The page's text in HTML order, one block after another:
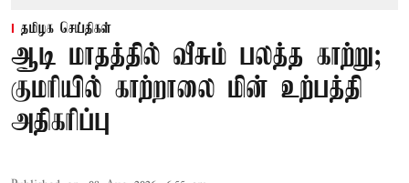
தமிழக செய்திகள்
ஆடி மாதத்தில் வீசும் பலத்த காற்று;
குமரியில் காற்றாலை மின் உற்பத்தி
அதிகரிப்பு